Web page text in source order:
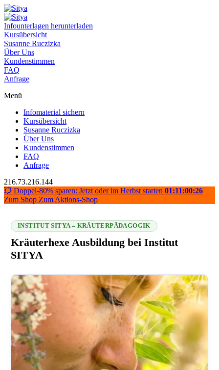
Infounterlagen herunterladen
Kursübersicht
Susanne Ruczizka
Über Uns
Kundenstimmen
FAQ
Anfrage
Menü
Infomaterial sichern
Kursübersicht
Susanne Ruczizka
Über Uns
Kundenstimmen
FAQ
Anfrage
216.73.216.144
💥 Doppel-80% sparen: Jetzt oder im Herbst starten 01:11:00:26
Zum Shop Zum Aktions-Shop
INSTITUT SITYA – KRÄUTERPÄDAGOGIK
Kräuterhexe Ausbildung bei Institut
SITYA
216.73.216.144 2026-08-08 12:58:26